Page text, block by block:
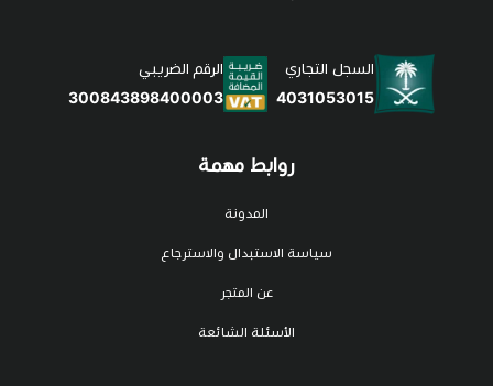
روابط مهمة
المدونة
سياسة الاستبدال والاسترجاع
عن المتجر
الأسئلة الشائعة
السجل التجاري
4031053015
الرقم الضريبي
300843898400003